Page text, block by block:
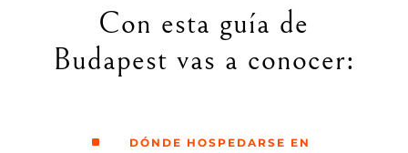
Con esta guía de
Budapest vas a conocer:
^
DÓNDE HOSPEDARSE EN